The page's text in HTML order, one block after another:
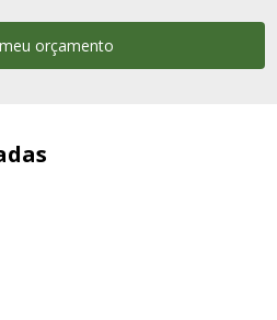
orçamento